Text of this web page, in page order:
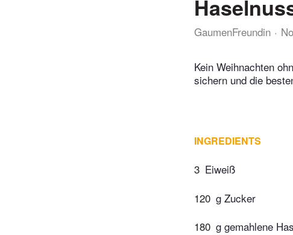
GaumenFreundin
Kein Weihnachten
sichern und die
INGREDIENTS
3 Eiweiß
120 g Zucker
180 g gemahlene